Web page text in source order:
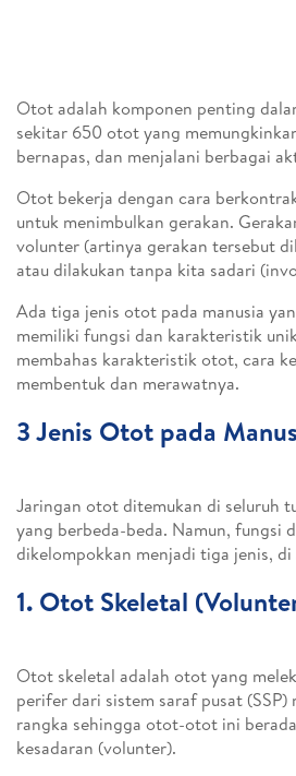
Otot adalah komponen penting
sekitar 650 otot yang
bernapas, dan menjalani berbagai
Otot bekerja dengan cara
untuk menimbulkan gerakan.
volunter (artinya gerakan tersebut
atau dilakukan tanpa kita sadari
Ada tiga jenis otot pada manusia
memiliki fungsi dan karakteristik
membahas karakteristik otot, cara
membentuk dan merawatnya.
3 Jenis Otot pada
Jaringan otot ditemukan di seluruh
yang berbeda-beda. Namun, fungsi
dikelompokkan menjadi tiga jenis, di
1. Otot Skeletal
Otot skeletal adalah otot yang
perifer dari sistem saraf pusat
rangka sehingga otot-otot ini
kesadaran (volunter).